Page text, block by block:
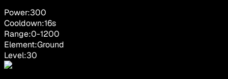
Power:300
Cooldown:16s
Range:0-1200
Element:Ground
Level:30